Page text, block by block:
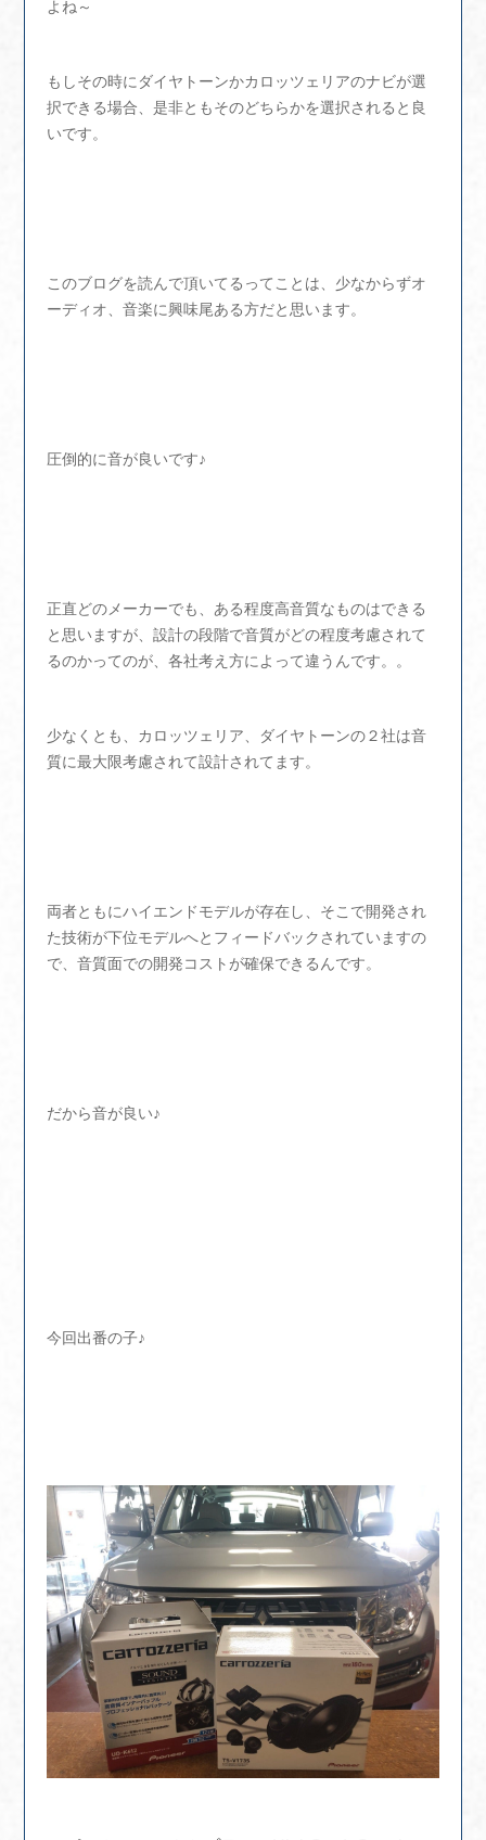
よね～
もしその時にダイヤトーンかカロッツェリアのナビが選
択できる場合、是非ともそのどちらかを選択されると良
いです。
このブログを読んで頂いてるってことは、少なからずオ
ーディオ、音楽に興味尾ある方だと思います。
圧倒的に音が良いです♪
正直どのメーカーでも、ある程度高音質なものはできる
と思いますが、設計の段階で音質がどの程度考慮されて
るのかってのが、各社考え方によって違うんです。。
少なくとも、カロッツェリア、ダイヤトーンの２社は音
質に最大限考慮されて設計されてます。
両者ともにハイエンドモデルが存在し、そこで開発され
た技術が下位モデルへとフィードバックされていますの
で、音質面での開発コストが確保できるんです。
だから音が良い♪
今回出番の子♪